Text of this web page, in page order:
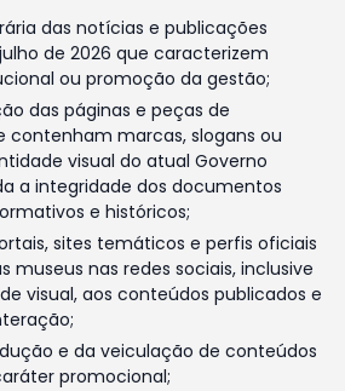
das notícias e publicações
de 2026 que caracterizem
ou promoção da gestão;
das páginas e peças de
contenham marcas, slogans ou
visual do atual Governo
a integridade dos documentos
e históricos;
sites temáticos e perfis oficiais
museus nas redes sociais, inclusive
visual, aos conteúdos publicados e
e da veiculação de conteúdos
promocional;